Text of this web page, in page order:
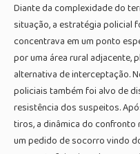
Diante da complexidade do
situação, a estratégia policial
concentrava em um ponto
por uma área rural adjacente,
alternativa de interceptação.
policiais também foi alvo de
resistência dos suspeitos.
tiros, a dinâmica do
um pedido de socorro vindo